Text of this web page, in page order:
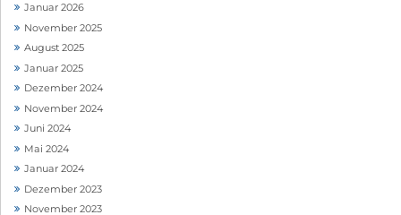
Januar 2026
November 2025
August 2025
Januar 2025
Dezember 2024
November 2024
Juni 2024
Mai 2024
Januar 2024
Dezember 2023
November 2023